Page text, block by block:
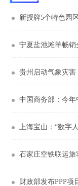
贵州启动气象灾
石家庄空铁联运
财政部发布PPP项